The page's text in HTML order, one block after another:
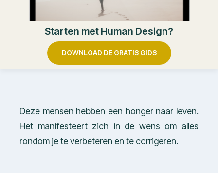
Starten met Human Design?
DOWNLOAD DE GRATIS GIDS
Deze mensen hebben een honger naar leven.
Het manifesteert zich in de wens om alles
rondom je te verbeteren en te corrigeren.